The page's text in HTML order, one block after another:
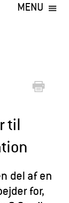
MENU
til
del af en
for,